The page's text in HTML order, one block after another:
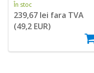
În stoc
239,67 lei fara TVA
(49,2 EUR)